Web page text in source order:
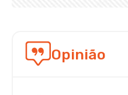
Opinião